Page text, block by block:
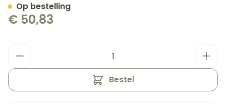
€ 50,83
Bestel
Op bestelling